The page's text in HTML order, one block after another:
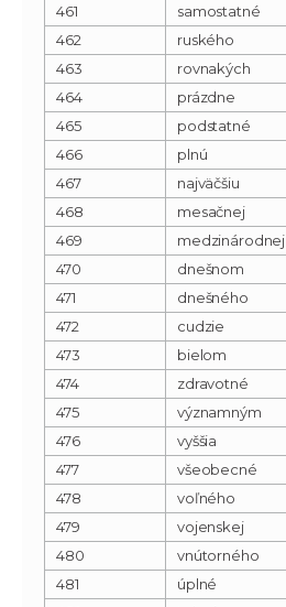
461
samostatné
462
ruského
463
rovnakých
464
prázdne
465
podstatné
466
plnú
467
najväčšiu
468
mesačnej
469
medzinárodnej
470
dnešnom
471
dnešného
472
cudzie
473
bielom
474
zdravotné
475
významným
476
vyššia
477
všeobecné
478
voľného
479
vojenskej
480
vnútorného
481
úplné